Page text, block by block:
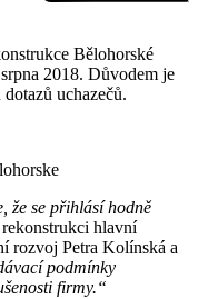
Bělohorské
2018. Důvodem je
uchazečů.
že se přihlásí hodně
hlavní
rozvoj Petra Kolínská a
podmínky
firmy.“